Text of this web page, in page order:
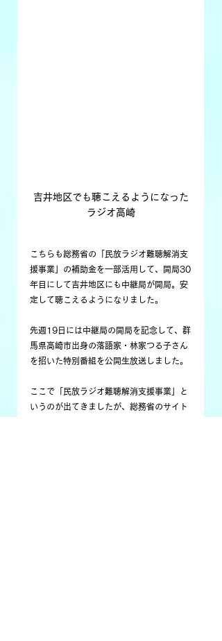
吉井地区でも聴こえるようになった
ラジオ高崎
こちらも総務省の「民放ラジオ難聴解消支
援事業」の補助金を一部活用して、開局30
年目にして吉井地区にも中継局が開局。安
定して聴こえるようになりました。
先週19日には中継局の開局を記念して、群
馬県高崎市出身の落語家・林家つる子さん
を招いた特別番組を公開生放送しました。
ここで「民放ラジオ難聴解消支援事業」と
いうのが出てきましたが、総務省のサイト